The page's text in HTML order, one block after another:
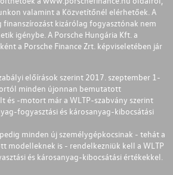
valamint a Közvetítőnél elérhetőek. A
kizárólag fogyasztónak nem
igénybe. A Porsche Hungária Kft. a
a Porsche Finance Zrt. képviseletében jár
előírások szerint 2017. szeptember 1-
minden újonnan bemutatott
és -motort már a WLTP-szabvány szerint
fogyasztási és károsanyag-kibocsátási
minden új személygépkocsinak - tehát a
modelleknek is - rendelkezniük kell a WLTP
és károsanyag-kibocsátási értékekkel.